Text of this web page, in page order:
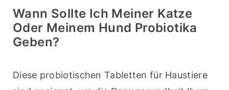
Wann Sollte Ich Meiner Katze
Oder Meinem Hund Probiotika
Geben?
Diese probiotischen Tabletten für Haustiere